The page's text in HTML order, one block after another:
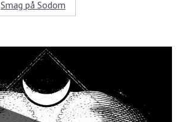
Smag på Sodom